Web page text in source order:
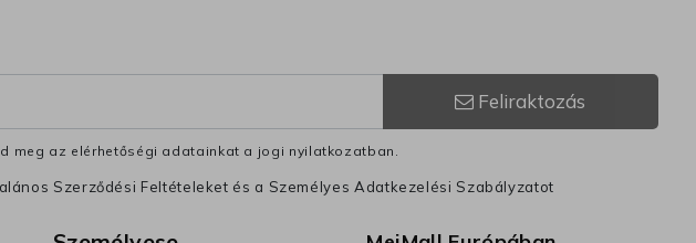
Feliraktozás
meg az elérhetőségi adatainkat a jogi nyilatkozatban.
Szerződési Feltételeket és a Személyes Adatkezelési Szabályzatot